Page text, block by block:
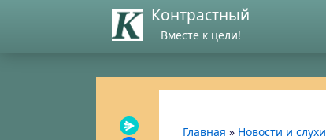
Контрастный
Вместе к цели!
Главная » Новости и слухи